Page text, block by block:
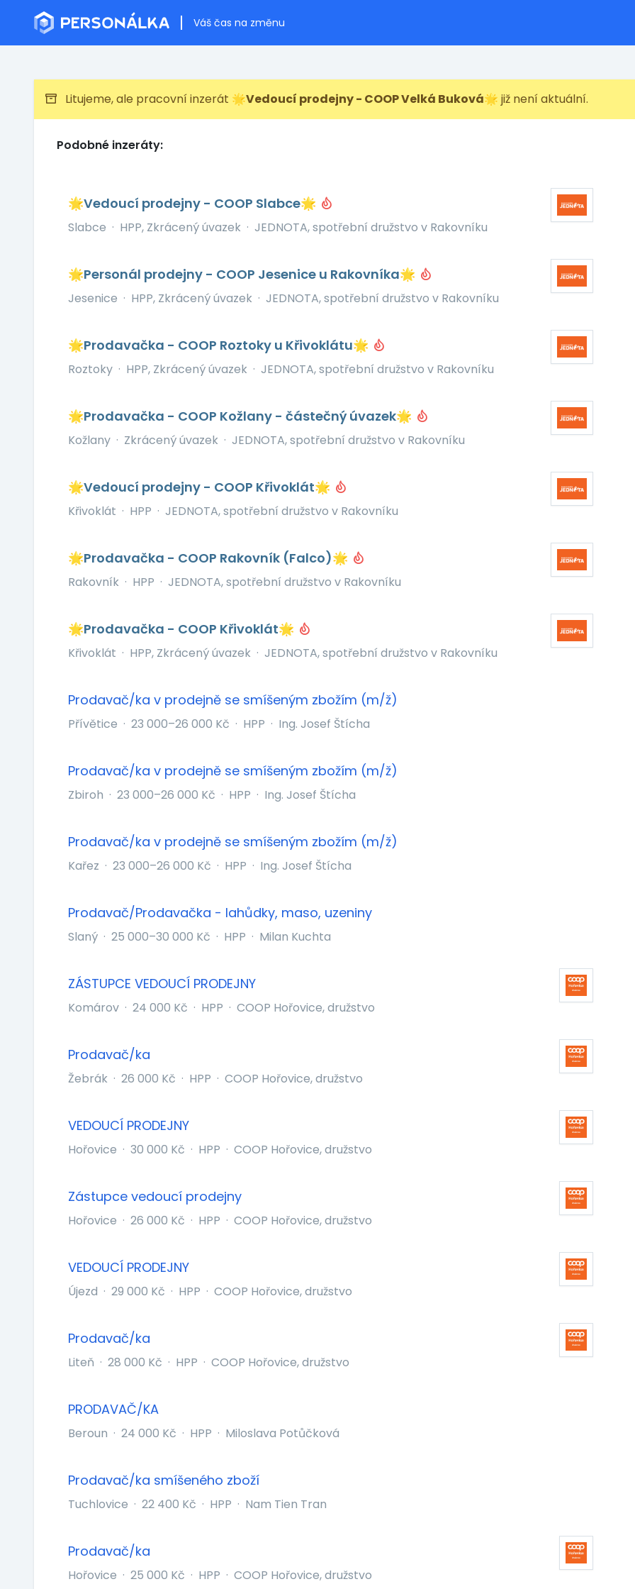
Váš čas na změnu
Litujeme, ale pracovní inzerát 🌟Vedoucí prodejny - COOP Velká Buková🌟 již není aktuální.
Podobné inzeráty:
🌟Vedoucí prodejny - COOP Slabce🌟
Slabce · HPP, Zkrácený úvazek · JEDNOTA, spotřební družstvo v Rakovníku
🌟Personál prodejny - COOP Jesenice u Rakovníka🌟
Jesenice · HPP, Zkrácený úvazek · JEDNOTA, spotřební družstvo v Rakovníku
🌟Prodavačka - COOP Roztoky u Křivoklátu🌟
Roztoky · HPP, Zkrácený úvazek · JEDNOTA, spotřební družstvo v Rakovníku
🌟Prodavačka - COOP Kožlany - částečný úvazek🌟
Kožlany · Zkrácený úvazek · JEDNOTA, spotřební družstvo v Rakovníku
🌟Vedoucí prodejny - COOP Křivoklát🌟
Křivoklát · HPP · JEDNOTA, spotřební družstvo v Rakovníku
🌟Prodavačka - COOP Rakovník (Falco)🌟
Rakovník · HPP · JEDNOTA, spotřební družstvo v Rakovníku
🌟Prodavačka - COOP Křivoklát🌟
Křivoklát · HPP, Zkrácený úvazek · JEDNOTA, spotřební družstvo v Rakovníku
Prodavač/ka v prodejně se smíšeným zbožím (m/ž)
Přívětice · 23 000–26 000 Kč · HPP · Ing. Josef Štícha
Prodavač/ka v prodejně se smíšeným zbožím (m/ž)
Zbiroh · 23 000–26 000 Kč · HPP · Ing. Josef Štícha
Prodavač/ka v prodejně se smíšeným zbožím (m/ž)
Kařez · 23 000–26 000 Kč · HPP · Ing. Josef Štícha
Prodavač/Prodavačka - lahůdky, maso, uzeniny
Slaný · 25 000–30 000 Kč · HPP · Milan Kuchta
ZÁSTUPCE VEDOUCÍ PRODEJNY
Komárov · 24 000 Kč · HPP · COOP Hořovice, družstvo
Prodavač/ka
Žebrák · 26 000 Kč · HPP · COOP Hořovice, družstvo
VEDOUCÍ PRODEJNY
Hořovice · 30 000 Kč · HPP · COOP Hořovice, družstvo
Zástupce vedoucí prodejny
Hořovice · 26 000 Kč · HPP · COOP Hořovice, družstvo
VEDOUCÍ PRODEJNY
Újezd · 29 000 Kč · HPP · COOP Hořovice, družstvo
Prodavač/ka
Liteň · 28 000 Kč · HPP · COOP Hořovice, družstvo
PRODAVAČ/KA
Beroun · 24 000 Kč · HPP · Miloslava Potůčková
Prodavač/ka smíšeného zboží
Tuchlovice · 22 400 Kč · HPP · Nam Tien Tran
Prodavač/ka
Hořovice · 25 000 Kč · HPP · COOP Hořovice, družstvo